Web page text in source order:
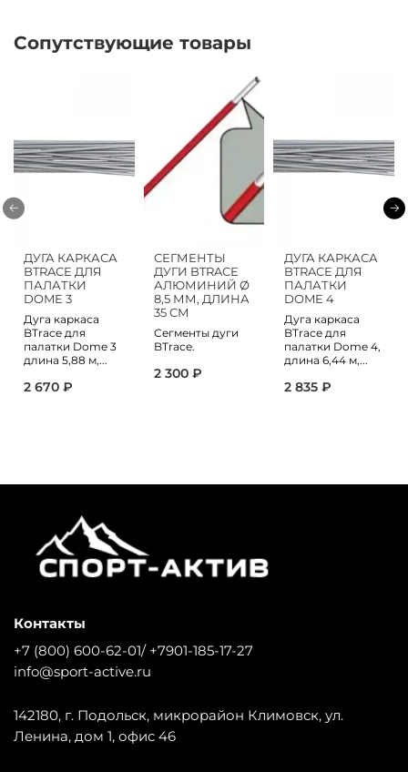
Сопутствующие товары
ДУГА КАРКАСА
BTRACE ДЛЯ
ПАЛАТКИ
DOME 3
Дуга каркаса
BTrace для
палатки Dome 3
длина 5,88 м,...
2 670 ₽
СЕГМЕНТЫ
ДУГИ BTRACE
АЛЮМИНИЙ Ø
8,5 ММ, ДЛИНА
35 СМ
Сегменты дуги
BTrace.
2 300 ₽
ДУГА КАРКАСА
BTRACE ДЛЯ
ПАЛАТКИ
DOME 4
Дуга каркаса
BTrace для
палатки Dome 4,
длина 6,44 м,...
2 835 ₽
Контакты
+7 (800) 600-62-01/ +7901-185-17-27
info@sport-active.ru
142180, г. Подольск, микрорайон Климовск, ул.
Ленина, дом 1, офис 46